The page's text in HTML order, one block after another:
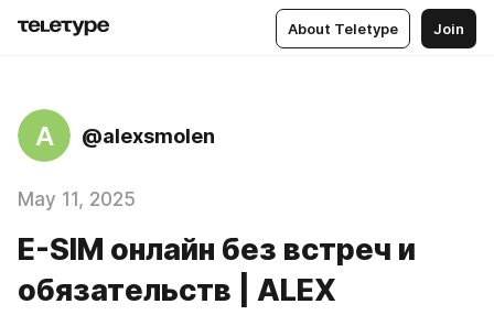
About Teletype Join
A @alexsmolen
May 11, 2025
E-SIM онлайн без встреч и
обязательств | ALEX